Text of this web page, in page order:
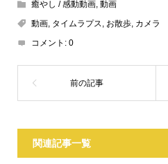
癒やし / 感動動画, 動画
動画, タイムラプス お散歩, カメラ
コメント: 0
関連記事一覧